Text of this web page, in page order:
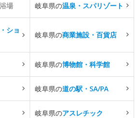
場 岐阜県の温泉・スパリゾート
ショ
岐阜県の商業施設・百貨店
岐阜県の博物館・科学館
岐阜県の道の駅・SA/PA
岐阜県のアスレチック